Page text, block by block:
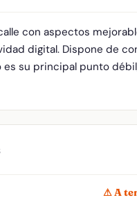
con aspectos
digital. Dispone de
su principal punto
⚠ A